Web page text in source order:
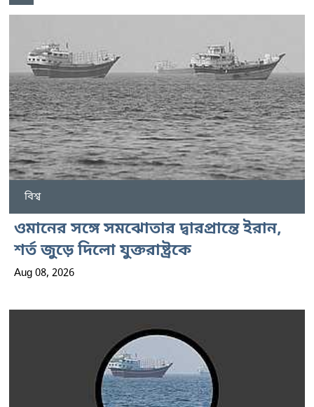
বিশ্ব
ওমানের সঙ্গে সমঝোতার দ্বারপ্রান্তে ইরান,
শর্ত জুড়ে দিলো যুক্তরাষ্ট্রকে
Aug 08, 2026